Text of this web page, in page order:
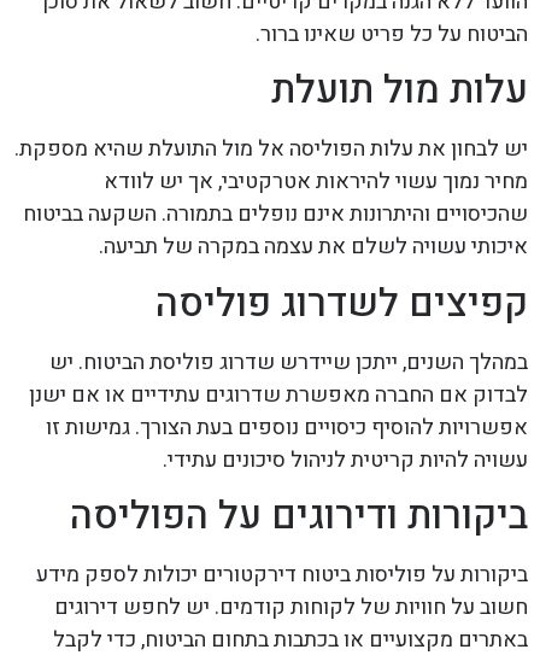
הביטוח על כל פריט שאינו ברור.
עלות מול תועלת
יש לבחון את עלות הפוליסה אל מול התועלת שהיא מספקת.
מחיר נמוך עשוי להיראות אטרקטיבי, אך יש לוודא
שהכיסויים והיתרונות אינם נופלים בתמורה. השקעה בביטוח
איכותי עשויה לשלם את עצמה במקרה של תביעה.
קפיצים לשדרוג פוליסה
במהלך השנים, ייתכן שיידרש שדרוג פוליסת הביטוח. יש
לבדוק אם החברה מאפשרת שדרוגים עתידיים או אם ישנן
אפשרויות להוסיף כיסויים נוספים בעת הצורך. גמישות זו
עשויה להיות קריטית לניהול סיכונים עתידי.
ביקורות ודירוגים על הפוליסה
ביקורות על פוליסות ביטוח דירקטורים יכולות לספק מידע
חשוב על חוויות של לקוחות קודמים. יש לחפש דירוגים
באתרים מקצועיים או בכתבות בתחום הביטוח, כדי לקבל